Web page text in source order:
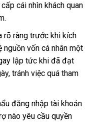
cái nhìn khách quan
rõ ràng trước khi kích
vốn cá nhân một
lập tức khi đã đạt
tránh việc quá tham
đăng nhập tài khoản
nào yêu cầu quyền